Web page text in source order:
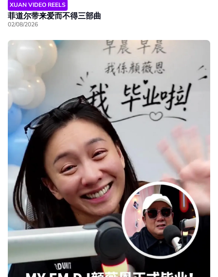
XUAN VIDEO REELS
菲道尔带来爱而不得三部曲
02/08/2026